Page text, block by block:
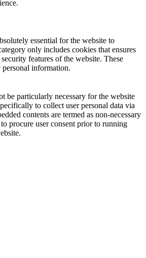
essential for the website to
only includes cookies that ensures
features of the website. These
information.
be particularly necessary for the website
to collect user personal data via
contents are termed as non-necessary
procure user consent prior to running